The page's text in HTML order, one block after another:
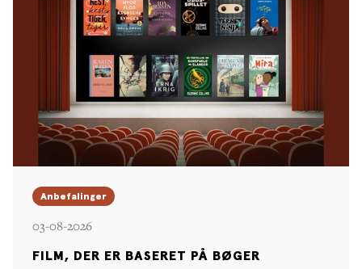
Anbefalinger
03-08-2026
FILM, DER ER BASERET PÅ BØGER